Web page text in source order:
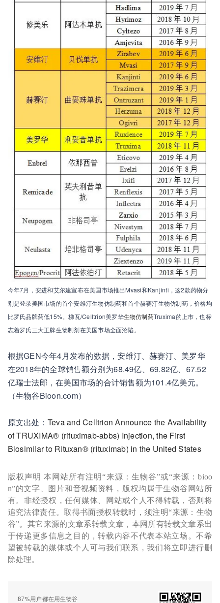
今年7月，安进和艾尔建宣布在美国市场推出Mvasi和Kanjinti，这2款药物分
别是登录美国市场的首个安维汀生物仿制药和首个赫赛汀生物仿制药，价格均
比罗氏品牌药低15%。梯瓦/Celltrion美罗华生物仿制药Truxima的上市，也标
志着罗氏三大王牌生物制剂在美国市场全面沦陷。
根据GEN今年4月发布的数据，安维汀、赫赛汀、美罗华
在2018年的全球销售额分别为68.49亿、69.82亿、67.52
亿瑞士法郎，在美国市场的合计销售额为101.4亿美元。
（生物谷Bioon.com）
原文出处： Teva and Celltrion Announce the Availability
of TRUXIMA® (rituximab-abbs) Injection, the First
Biosimilar to Rituxan® (rituximab) in the United States
版权声明 本网站所有注明“来源：生物谷”或“来源：bioo
n”的文字、图片和音视频资料，版权均属于生物谷网站所
有。非经授权，任何媒体、网站或个人不得转载，否则将
追究法律责任。取得书面授权转载时，须注明“来源：生物
谷”。其它来源的文章系转载文章，本网所有转载文章系出
于传递更多信息之目的，转载内容不代表本站立场。不希
望被转载的媒体或个人可与我们联系，我们将立即进行删
除处理。
87%用户都在用生物谷